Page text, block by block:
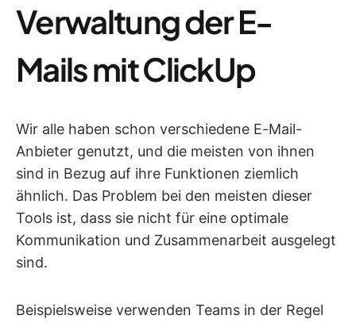
Verwaltung der E-
Mails mit ClickUp
Wir alle haben schon verschiedene E-Mail-
Anbieter genutzt, und die meisten von ihnen
sind in Bezug auf ihre Funktionen ziemlich
ähnlich. Das Problem bei den meisten dieser
Tools ist, dass sie nicht für eine optimale
Kommunikation und Zusammenarbeit ausgelegt
sind.
Beispielsweise verwenden Teams in der Regel